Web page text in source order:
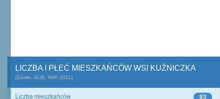
LICZBA I PŁEĆ MIESZKAŃCÓW WSI KUŹNICZKA
(Źródło: GUS, NSP 2021)
93
Liczba mieszkańców